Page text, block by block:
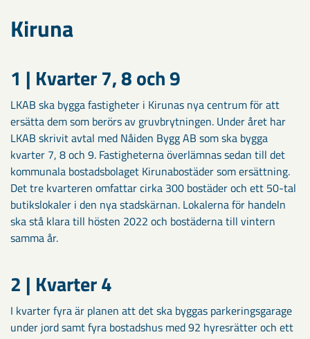
Kiruna
1 | Kvarter 7, 8 och 9
LKAB ska bygga fastigheter i Kirunas nya centrum för att
ersätta dem som berörs av gruvbrytningen. Under året har
LKAB skrivit avtal med Nåiden Bygg AB som ska bygga
kvarter 7, 8 och 9. Fastigheterna överlämnas sedan till det
kommunala bostadsbolaget Kirunabostäder som ersättning.
Det tre kvarteren omfattar cirka 300 bostäder och ett 50-tal
butikslokaler i den nya stadskärnan. Lokalerna för handeln
ska stå klara till hösten 2022 och bostäderna till vintern
samma år.
2 | Kvarter 4
I kvarter fyra är planen att det ska byggas parkeringsgarage
under jord samt fyra bostadshus med 92 hyresrätter och ett